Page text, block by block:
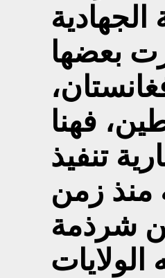
بعضها
فهنا
تنفيذ
منذ زمن
شرذمة